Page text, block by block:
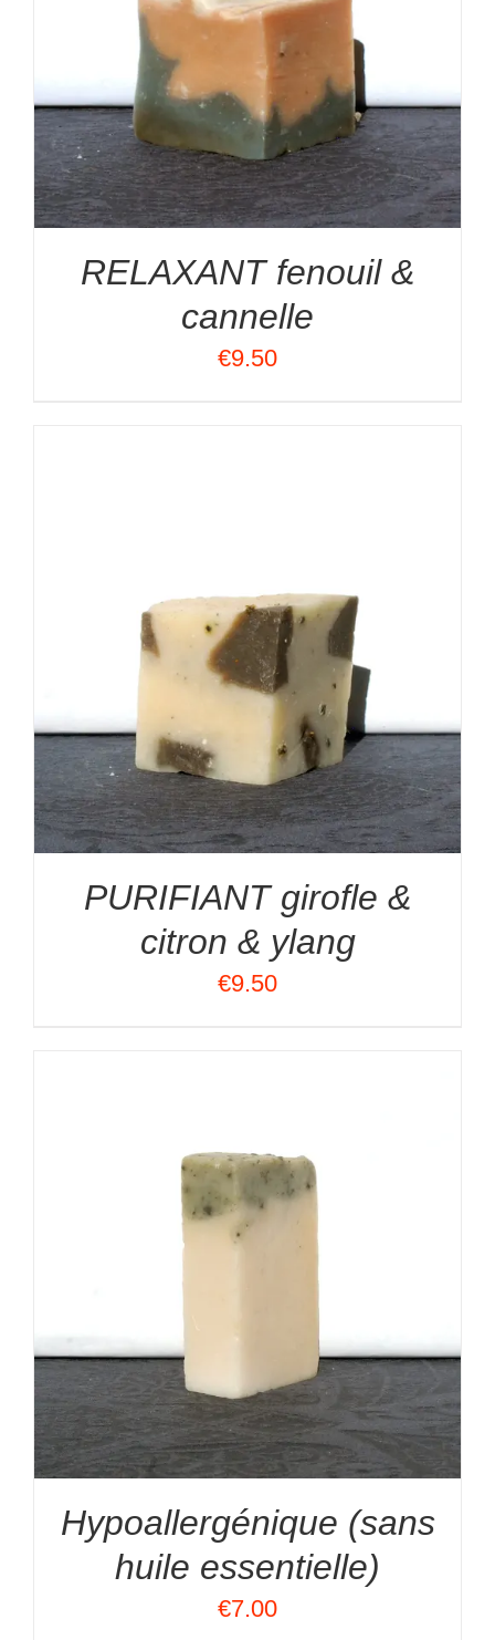
RELAXANT fenouil &
cannelle
€9.50
PURIFIANT girofle &
citron & ylang
€9.50
Hypoallergénique (sans
huile essentielle)
€7.00